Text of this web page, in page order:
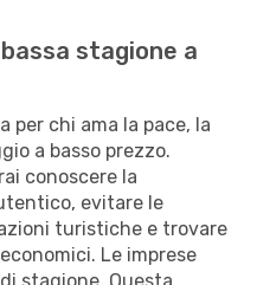
stagione a
per chi ama la pace, la
a basso prezzo.
conoscere la
evitare le
turistiche e trovare
Le imprese